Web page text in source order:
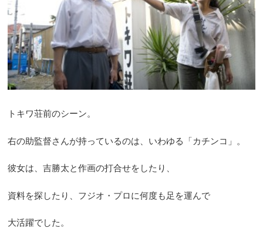
トキワ荘前のシーン。
右の助監督さんが持っているのは、いわゆる「カチンコ」。
彼女は、吉勝太と作画の打合せをしたり、
資料を探したり、フジオ・プロに何度も足を運んで
大活躍でした。